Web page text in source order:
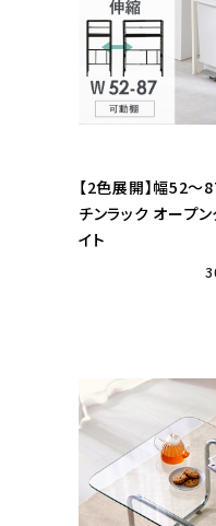
【2色展開】幅52
チンラック オープ
イト